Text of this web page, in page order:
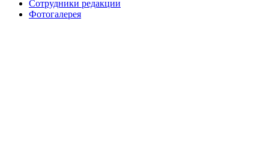
Сотрудники редакции
Фотогалерея